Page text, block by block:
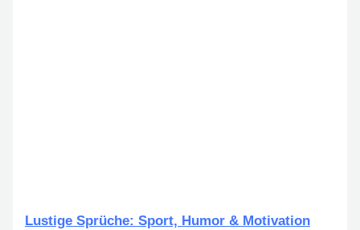
Lustige Sprüche: Sport, Humor & Motivation